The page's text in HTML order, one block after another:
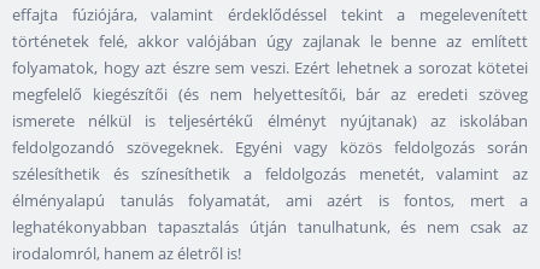
effajta fúziójára, valamint érdeklődéssel tekint a megelevenített
történetek felé, akkor valójában úgy zajlanak le benne az említett
folyamatok, hogy azt észre sem veszi. Ezért lehetnek a sorozat kötetei
megfelelő kiegészítői (és nem helyettesítői, bár az eredeti szöveg
ismerete nélkül is teljesértékű élményt nyújtanak) az iskolában
feldolgozandó szövegeknek. Egyéni vagy közös feldolgozás során
szélesíthetik és színesíthetik a feldolgozás menetét, valamint az
élményalapú tanulás folyamatát, ami azért is fontos, mert a
leghatékonyabban tapasztalás útján tanulhatunk, és nem csak az
irodalomról, hanem az életről is!